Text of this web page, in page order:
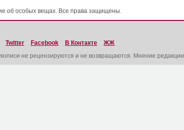
об особых вещах. Все права защищены.
Twitter Facebook В Контакте
ЖЖ
не рецензируются и не возвращаются. Мнение